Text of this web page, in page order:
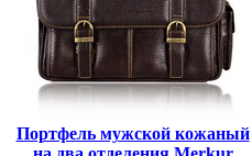
Портфель мужской кожаный